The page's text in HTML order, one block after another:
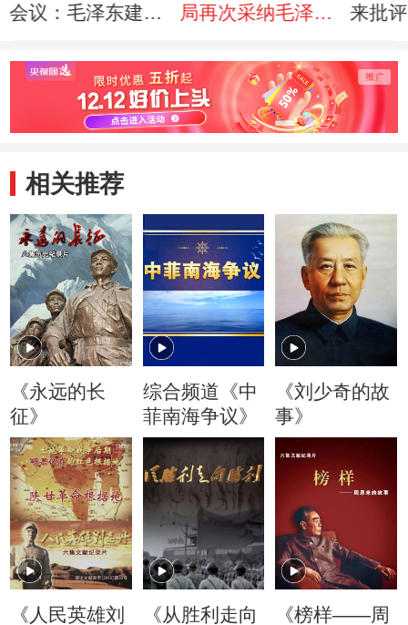
会议：毛泽东建议
出现转机
局再次采纳毛泽东
免了全军覆灭
来批
了
相关推荐
《永远的长
征》
综合频道《中
菲南海争议》
《刘少奇的故
事》
《人民英雄刘
《从胜利走向
《榜样——周